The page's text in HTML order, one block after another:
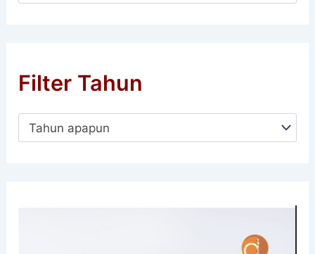
Filter Tahun
Tahun apapun